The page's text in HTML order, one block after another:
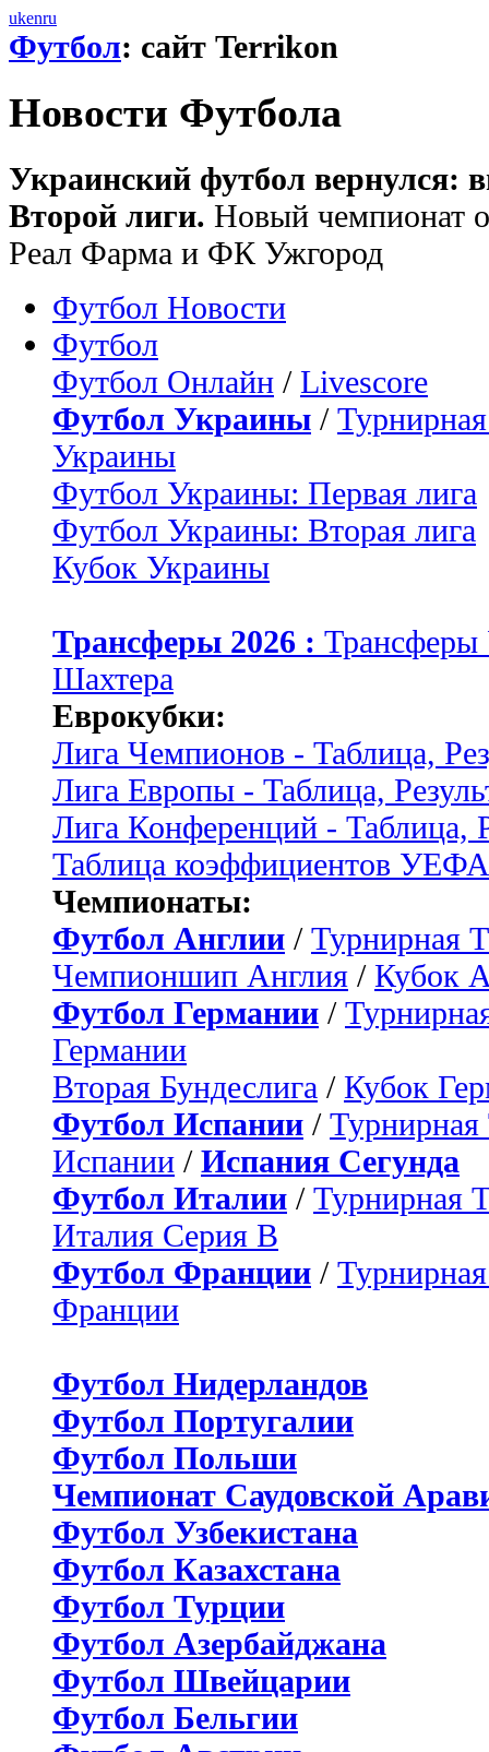
ukenru
Футбол: сайт Terrikon
Новости Футбола
Украинский футбол вернулся:
Второй лиги. Новый чемпионат
Реал Фарма и ФК Ужгород
Футбол Новости
Футбол
Футбол Онлайн / Livescore
Футбол Украины /
Украины
Футбол Украины: Первая лига
Футбол Украины: Вторая лига
Кубок Украины
Трансферы 2026 :
Шахтера
Еврокубки:
Лига Чемпионов - Таблица,
Лига Европы - Таблица,
Лига Конференций - Таблица,
Таблица коэффициентов УЕФА
Чемпионаты:
Футбол Англии / Турнирная
Чемпионшип Англия / Кубок
Футбол Германии /
Германии
Вторая Бундеслига / Кубок
Футбол Испании / Турнирная
Испании / Испания Сегунда
Футбол Италии / Турнирная
Италия Серия B
Футбол Франции /
Франции
Футбол Нидерландов
Футбол Португалии
Футбол Польши
Чемпионат Саудовской
Футбол Узбекистана
Футбол Казахстана
Футбол Турции
Футбол Азербайджана
Футбол Швейцарии
Футбол Бельгии